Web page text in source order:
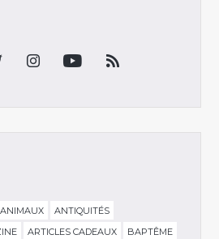
ANIMAUX
ANTIQUITÉS
ARTICLES CADEAUX
BAPTÊME